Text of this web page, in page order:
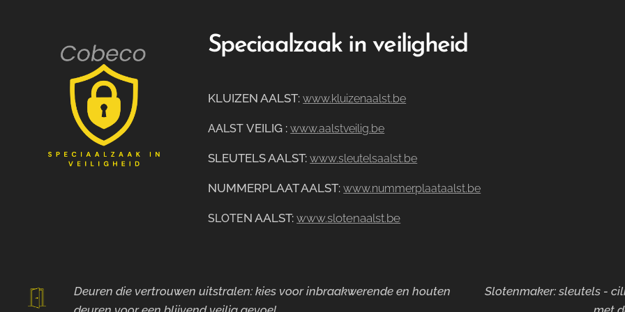
Speciaalzaak in veiligheid
KLUIZEN AALST:www.kluizenaalst.be
AALST VEILIG : www.aalstveilig.be
SLEUTELS AALST: www.sleutelsaalst.be
NUMMERPLAAT AALST:www.nummerplaataalst.be
SLOTEN AALST: www.slotenaalst.be
Deuren die vertrouwen uitstralen: kies voor inbraakwerende en houten
Slotenmaker: sleutels -